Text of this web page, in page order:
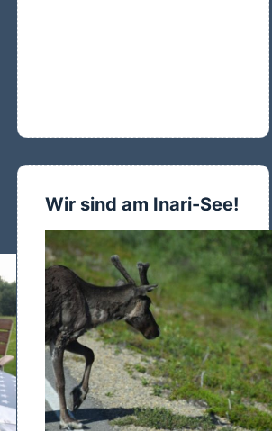
Wir sind am Inari-See!